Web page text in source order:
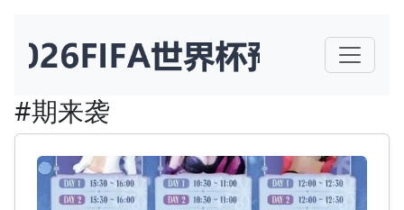
#期来袭